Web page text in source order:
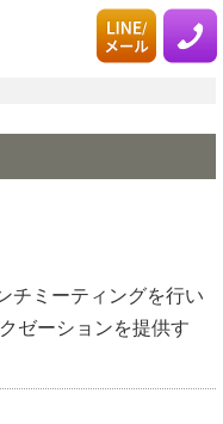
チミーティングを行い
ゼーションを提供す